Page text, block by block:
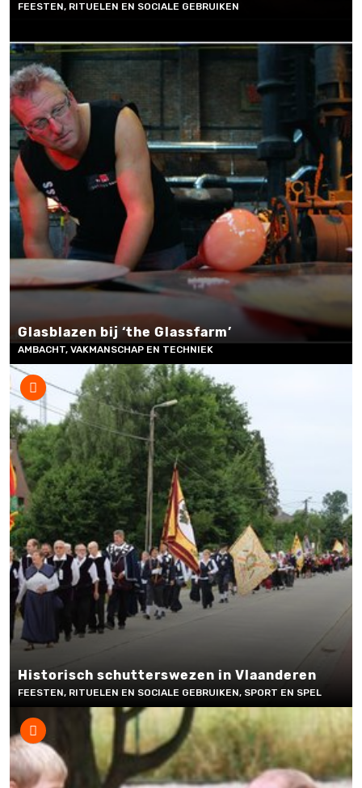
FEESTEN, RITUELEN EN SOCIALE GEBRUIKEN
Glasblazen bij ‘the Glassfarm’
AMBACHT, VAKMANSCHAP EN TECHNIEK
Historisch schutterswezen in Vlaanderen
FEESTEN, RITUELEN EN SOCIALE GEBRUIKEN, SPORT EN SPEL